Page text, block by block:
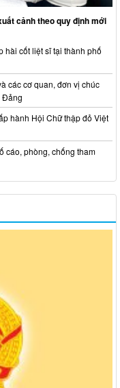
cảnh theo quy định mới
hài cốt liệt sĩ tại thành phố
các cơ quan, đơn vị chúc
Đảng
hành Hội Chữ thập đỏ Việt
cáo, phòng, chống tham